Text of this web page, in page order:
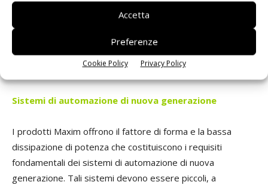
Accetta
Preferenze
Cookie Policy Privacy Policy
programmazione di Pocket IO risulta semplificata dal
ricorso all’ambiente di sviluppo integrato di Arduino, scelto
per la sua diffusione mondiale e per la compatibilità
agnostica del sistema operativo con piattaforme di calcolo
Windows, Mac e Linux.
Sistemi di automazione di nuova generazione
I prodotti Maxim offrono il fattore di forma e la bassa
dissipazione di potenza che costituiscono i requisiti
fondamentali dei sistemi di automazione di nuova
generazione. Tali sistemi devono essere piccoli, a